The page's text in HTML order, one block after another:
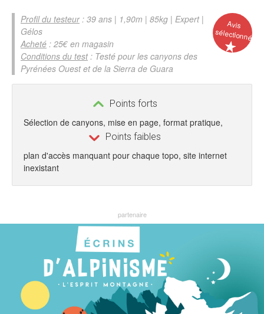
Avis
sélectionné
Profil du testeur: 39 ans | 1,90m | 85kg | Expert |
Gélos
Acheté : 25€ en magasin
Conditions du test: Testé pour les canyons des
Pyrénées Ouest et de la Sierra de Guara
Points forts
Sélection de canyons, mise en page, format pratique,
Points faibles
plan d'accès manquant pour chaque topo, site internet
inexistant